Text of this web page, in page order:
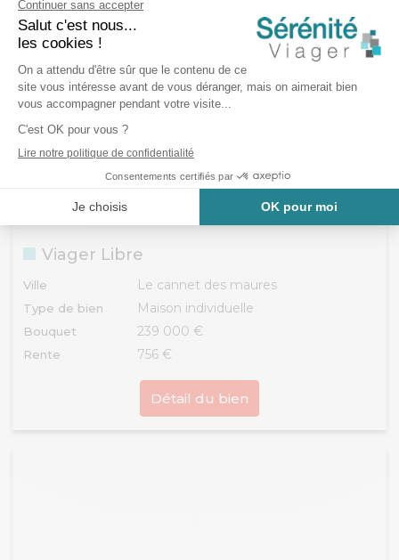
Viager Libre
Ville Le cannet des maures
Type de bien Maison individuelle
Bouquet 239 000 €
Rente 756 €
Détail du bien